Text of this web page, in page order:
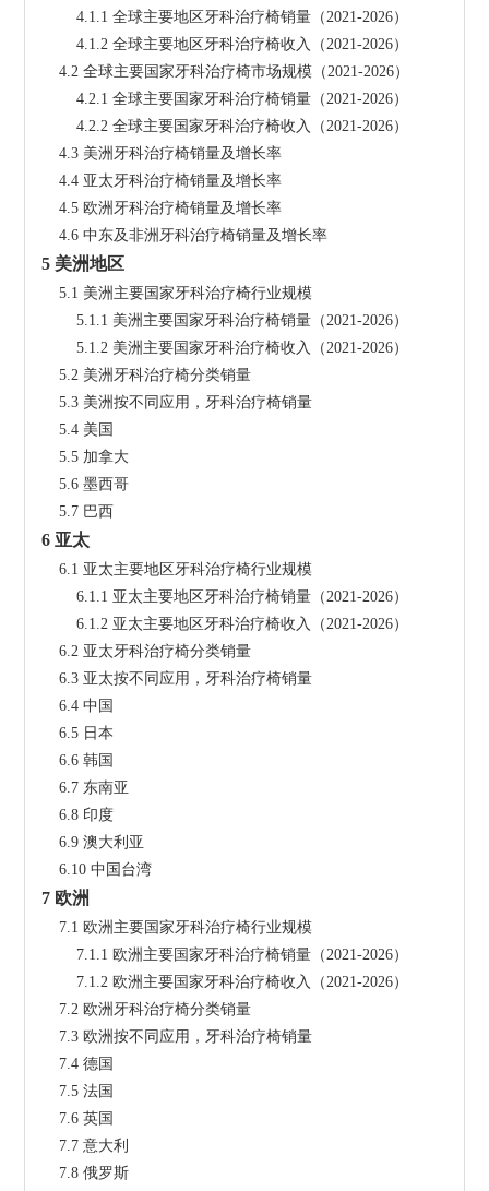
        4.1.1 全球主要地区牙科治疗椅销量（2021-2026）
        4.1.2 全球主要地区牙科治疗椅收入（2021-2026）
    4.2 全球主要国家牙科治疗椅市场规模（2021-2026）
        4.2.1 全球主要国家牙科治疗椅销量（2021-2026）
        4.2.2 全球主要国家牙科治疗椅收入（2021-2026）
    4.3 美洲牙科治疗椅销量及增长率
    4.4 亚太牙科治疗椅销量及增长率
    4.5 欧洲牙科治疗椅销量及增长率
    4.6 中东及非洲牙科治疗椅销量及增长率
5 美洲地区
    5.1 美洲主要国家牙科治疗椅行业规模
        5.1.1 美洲主要国家牙科治疗椅销量（2021-2026）
        5.1.2 美洲主要国家牙科治疗椅收入（2021-2026）
    5.2 美洲牙科治疗椅分类销量
    5.3 美洲按不同应用，牙科治疗椅销量
    5.4 美国
    5.5 加拿大
    5.6 墨西哥
    5.7 巴西
6 亚太
    6.1 亚太主要地区牙科治疗椅行业规模
        6.1.1 亚太主要地区牙科治疗椅销量（2021-2026）
        6.1.2 亚太主要地区牙科治疗椅收入（2021-2026）
    6.2 亚太牙科治疗椅分类销量
    6.3 亚太按不同应用，牙科治疗椅销量
    6.4 中国
    6.5 日本
    6.6 韩国
    6.7 东南亚
    6.8 印度
    6.9 澳大利亚
    6.10 中国台湾
7 欧洲
    7.1 欧洲主要国家牙科治疗椅行业规模
        7.1.1 欧洲主要国家牙科治疗椅销量（2021-2026）
        7.1.2 欧洲主要国家牙科治疗椅收入（2021-2026）
    7.2 欧洲牙科治疗椅分类销量
    7.3 欧洲按不同应用，牙科治疗椅销量
    7.4 德国
    7.5 法国
    7.6 英国
    7.7 意大利
    7.8 俄罗斯